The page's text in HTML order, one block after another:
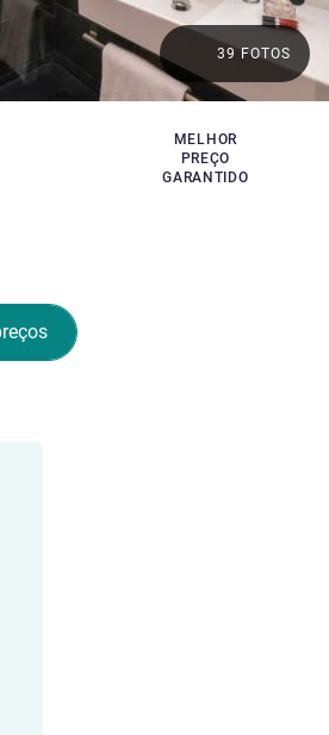
MELHOR
PREÇO
GARANTIDO
39 FOTOS